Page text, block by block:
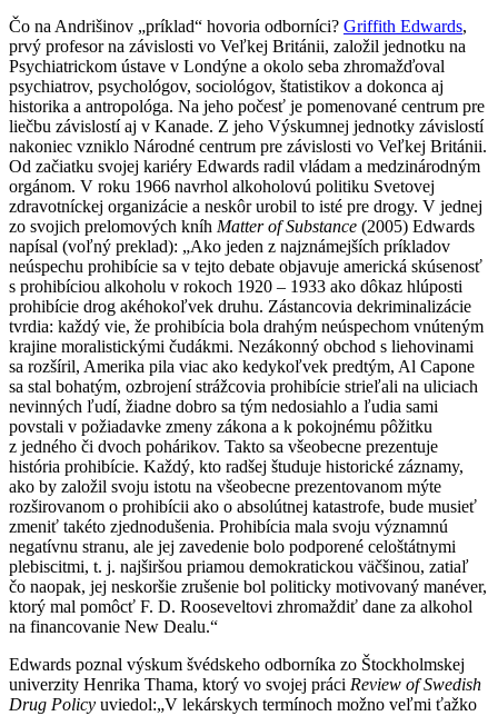
Čo na Andrišinov „príklad“ hovoria odborníci? Griffith Edwards,
prvý profesor na závislosti vo Veľkej Británii, založil jednotku na
Psychiatrickom ústave v Londýne a okolo seba zhromažďoval
psychiatrov, psychológov, sociológov, štatistikov a dokonca aj
historika a antropológa. Na jeho počesť je pomenované centrum pre
liečbu závislostí aj v Kanade. Z jeho Výskumnej jednotky závislostí
nakoniec vzniklo Národné centrum pre závislosti vo Veľkej Británii.
Od začiatku svojej kariéry Edwards radil vládam a medzinárodným
orgánom. V roku 1966 navrhol alkoholovú politiku Svetovej
zdravotníckej organizácie a neskôr urobil to isté pre drogy. V jednej
zo svojich prelomových kníh Matter of Substance (2005) Edwards
napísal (voľný preklad): „Ako jeden z najznámejších príkladov
neúspechu prohibície sa v tejto debate objavuje americká skúsenosť
s prohibíciou alkoholu v rokoch 1920 – 1933 ako dôkaz hlúposti
prohibície drog akéhokoľvek druhu. Zástancovia dekriminalizácie
tvrdia: každý vie, že prohibícia bola drahým neúspechom vnúteným
krajine moralistickými čudákmi. Nezákonný obchod s liehovinami
sa rozšíril, Amerika pila viac ako kedykoľvek predtým, Al Capone
sa stal bohatým, ozbrojení strážcovia prohibície strieľali na uliciach
nevinných ľudí, žiadne dobro sa tým nedosiahlo a ľudia sami
povstali v požiadavke zmeny zákona a k pokojnému pôžitku
z jedného či dvoch pohárikov. Takto sa všeobecne prezentuje
história prohibície. Každý, kto radšej študuje historické záznamy,
ako by založil svoju istotu na všeobecne prezentovanom mýte
rozširovanom o prohibícii ako o absolútnej katastrofe, bude musieť
zmeniť takéto zjednodušenia. Prohibícia mala svoju významnú
negatívnu stranu, ale jej zavedenie bolo podporené celoštátnymi
plebiscitmi, t. j. najširšou priamou demokratickou väčšinou, zatiaľ
čo naopak, jej neskoršie zrušenie bol politicky motivovaný manéver,
ktorý mal pomôcť F. D. Rooseveltovi zhromaždiť dane za alkohol
na financovanie New Dealu.“
Edwards poznal výskum švédskeho odborníka zo Štockholmskej
univerzity Henrika Thama, ktorý vo svojej práci Review of Swedish
Drug Policy uviedol:„V lekárskych termínoch možno veľmi ťažko